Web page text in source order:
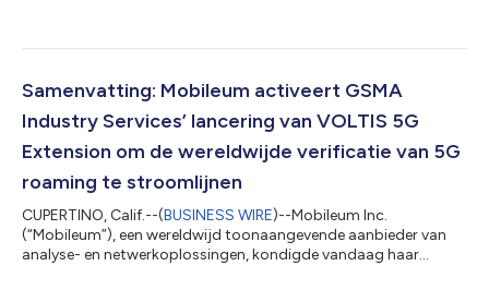
in inzicht, actie en omzet. Tijdens het evenement
Intelligence Platform kunnen benutten om roamingprestaties te
verbeteren, verdedigingen tegen fraude en risico's te...
Samenvatting: Mobileum activeert GSMA
Industry Services’ lancering van VOLTIS 5G
Extension om de wereldwijde verificatie van 5G
roaming te stroomlijnen
CUPERTINO, Calif.--(BUSINESS WIRE)--Mobileum Inc.
(“Mobileum”), een wereldwijd toonaangevende aanbieder van
analyse- en netwerkoplossingen, kondigde vandaag haar